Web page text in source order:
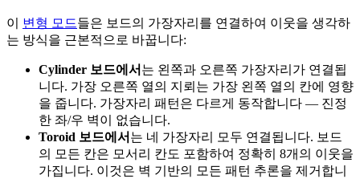
이 변형 모드들은 보드의 가장자리를 연결하여 이웃을 생각하
는 방식을 근본적으로 바꿉니다:
Cylinder 보드에서 는 왼쪽과 오른쪽 가장자리가 연결됩
니다. 가장 오른쪽 열의 지뢰는 가장 왼쪽 열의 칸에 영향
을 줍니다. 가장자리 패턴은 다르게 동작합니다 — 진정
한 좌/우 벽이 없습니다.
Toroid 보드에서 는 네 가장자리 모두 연결됩니다. 보드
의 모든 칸은 모서리 칸도 포함하여 정확히 8개의 이웃을
가집니다. 이것은 벽 기반의 모든 패턴 추론을 제거합니